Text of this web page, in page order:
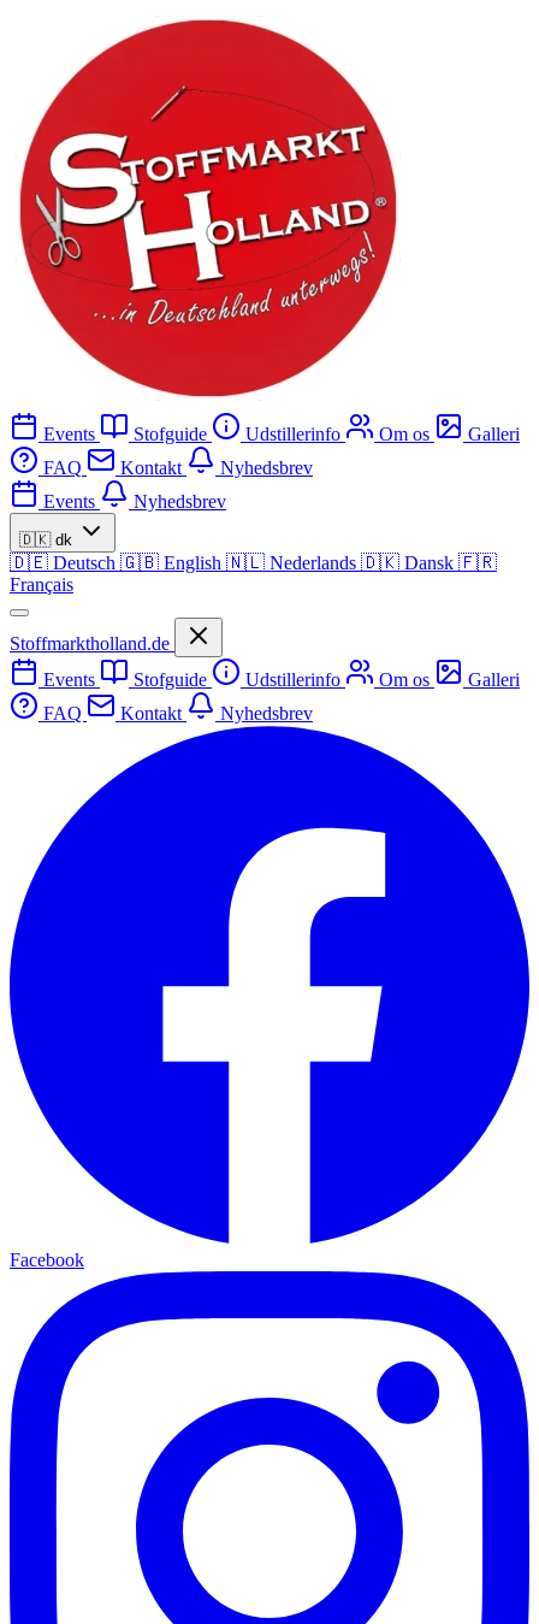
Events Stofguide Udstillerinfo Om os
Galleri
FAQ
Kontakt
Nyhedsbrev
Events
Nyhedsbrev
🇩🇰 dk
🇩🇪 Deutsch 🇬🇧 English 🇳🇱 Nederlands 🇩🇰 Dansk 🇫🇷
Français
Stoffmarktholland.de
Events
Stofguide Udstillerinfo Om os
Galleri
FAQ
Kontakt Nyhedsbrev
Facebook